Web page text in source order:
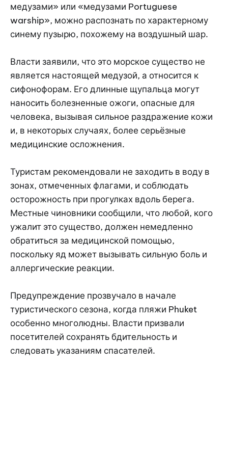
медузами» или «медузами Portuguese
warship», можно распознать по характерному
синему пузырю, похожему на воздушный шар.
Власти заявили, что это морское существо не
является настоящей медузой, а относится к
сифонофорам. Его длинные щупальца могут
наносить болезненные ожоги, опасные для
человека, вызывая сильное раздражение кожи
и, в некоторых случаях, более серьёзные
медицинские осложнения.
Туристам рекомендовали не заходить в воду в
зонах, отмеченных флагами, и соблюдать
осторожность при прогулках вдоль берега.
Местные чиновники сообщили, что любой, кого
ужалит это существо, должен немедленно
обратиться за медицинской помощью,
поскольку яд может вызывать сильную боль и
аллергические реакции.
Предупреждение прозвучало в начале
туристического сезона, когда пляжи Phuket
особенно многолюдны. Власти призвали
посетителей сохранять бдительность и
следовать указаниям спасателей.